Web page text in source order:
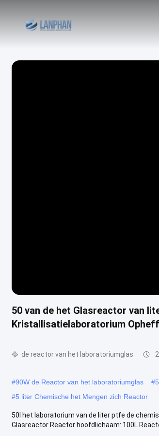
50 van de het Glasreactor van
Kristallisatielaboratorium
de reactor van het laboratoriumglas
#90W de Reactor van het laboratoriumglas #
#5 liter Chemische het Mengen zich Reactor
50l het laboratorium van de liter ptfe de
Glasreactor Reactor hoofdlichaam: 100L